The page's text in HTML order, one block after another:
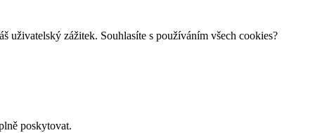
uživatelský zážitek. Souhlasíte s používáním všech cookies?
poskytovat.